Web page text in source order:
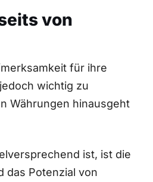
von
für ihre
wichtig zu
Währungen hinausgeht
ist, ist die
das Potenzial von